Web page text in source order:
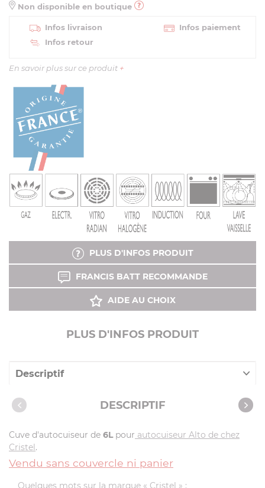
Non disponible en boutique
Infos livraison
Infos paiement
Infos retour
En savoir plus sur ce produit +
PLUS D'INFOS PRODUIT
FRANCIS BATT RECOMMANDE
AIDE AU CHOIX
PLUS D'INFOS PRODUIT
Descriptif
Caractéristiques DESCRIPTIF
Cuve d'autocuiseur de 6Lpour autocuiseur Alto de chez
Cristel .
Vendu sans couvercle ni panier